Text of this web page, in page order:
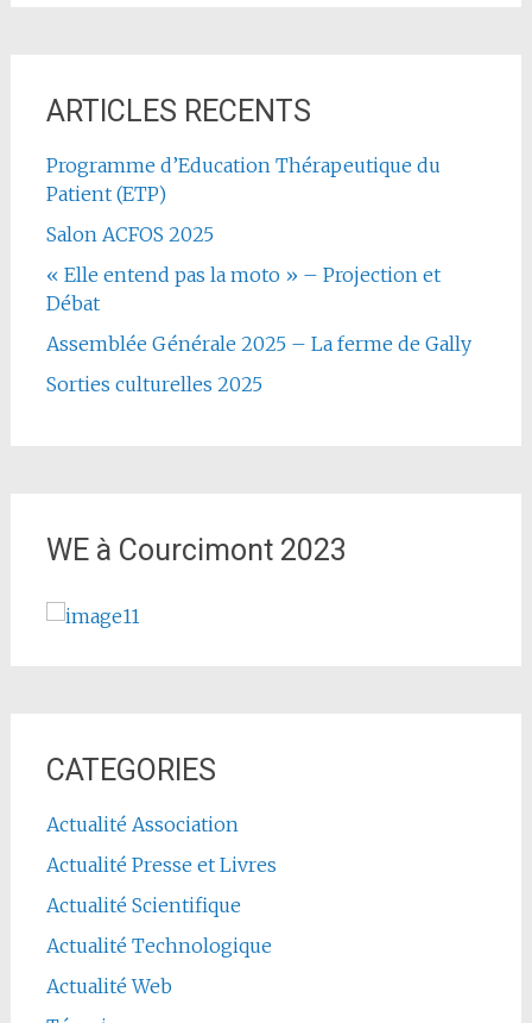
ARTICLES RECENTS
Programme d’Education Thérapeutique du
Patient (ETP)
Salon ACFOS 2025
« Elle entend pas la moto » – Projection et
Débat
Assemblée Générale 2025 – La ferme de Gally
Sorties culturelles 2025
WE à Courcimont 2023
CATEGORIES
Actualité Association
Actualité Presse et Livres
Actualité Scientifique
Actualité Technologique
Actualité Web